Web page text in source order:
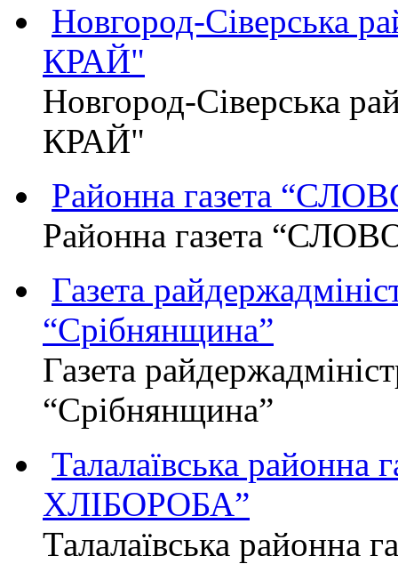
Новгород-Сіверська
КРАЙ"
Новгород-Сіверська
КРАЙ"
Районна газета
Районна газета
Газета
“Срібнянщина”
Газета
“Срібнянщина”
Талалаївська
ХЛІБОРОБА”
Талалаївська